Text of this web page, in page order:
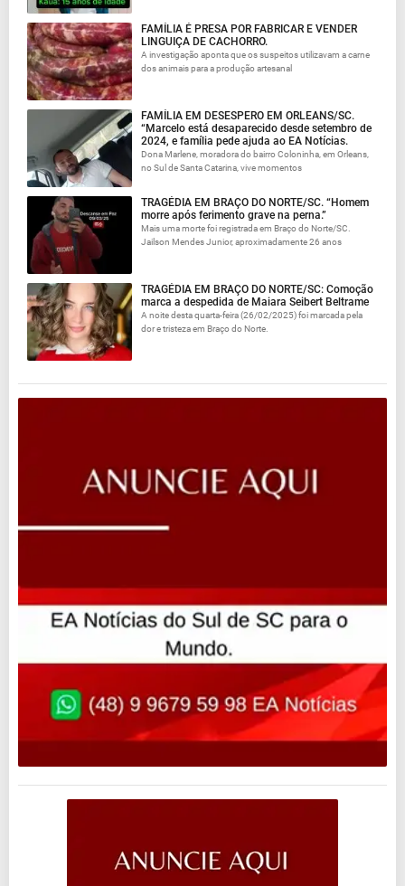
FAMÍLIA É PRESA POR FABRICAR E VENDER
LINGUIÇA DE CACHORRO.
A investigação aponta que os suspeitos utilizavam a carne
dos animais para a produção artesanal
FAMÍLIA EM DESESPERO EM ORLEANS/SC.
“Marcelo está desaparecido desde setembro de
2024, e família pede ajuda ao EA Notícias.
Dona Marlene, moradora do bairro Coloninha, em Orleans,
no Sul de Santa Catarina, vive momentos
TRAGÉDIA EM BRAÇO DO NORTE/SC. “Homem
morre após ferimento grave na perna.”
Mais uma morte foi registrada em Braço do Norte/SC.
Jailson Mendes Junior, aproximadamente 26 anos
TRAGÉDIA EM BRAÇO DO NORTE/SC: Comoção
marca a despedida de Maiara Seibert Beltrame
A noite desta quarta-feira (26/02/2025) foi marcada pela
dor e tristeza em Braço do Norte.